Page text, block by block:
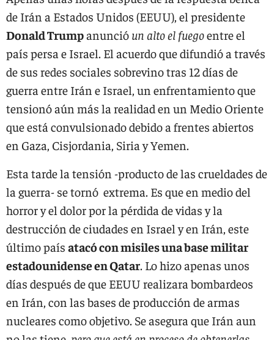
de Irán a Estados Unidos (EEUU), el presidente
Donald Trumpanunció un alto el fuegoentre el
país persa e Israel. El acuerdo que difundió a través
de sus redes sociales sobrevino tras 12 días de
guerra entre Irán e Israel, un enfrentamiento que
tensionó aún más la realidad en un Medio Oriente
que está convulsionado debido a frentes abiertos
en Gaza, Cisjordania, Siria y Yemen.
Esta tarde la tensión -producto de las crueldades de
la guerra- se tornó extrema. Es que en medio del
horror y el dolor por la pérdida de vidas y la
destrucción de ciudades en Israel y en Irán, este
último país atacó con misiles una base militar
estadounidense en Qatar. Lo hizo apenas unos
días después de que EEUU realizara bombardeos
en Irán, con las bases de producción de armas
nucleares como objetivo. Se asegura que Irán aun